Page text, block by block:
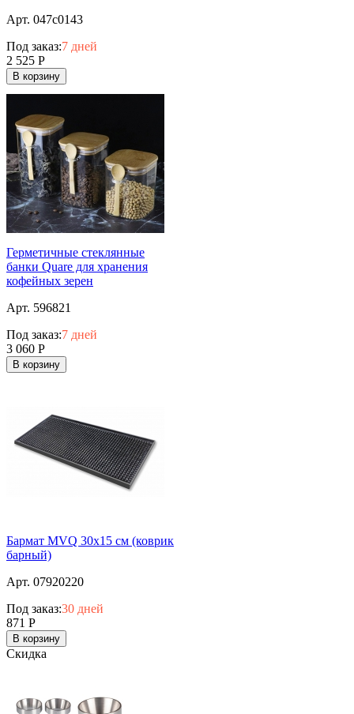
Арт. 047c0143
Под заказ:7 дней
2 525 Р
В корзину
Герметичные стеклянные
банки Quare для хранения
кофейных зерен
Арт. 596821
Под заказ:7 дней
3 060 Р
В корзину
Бармат MVQ 30х15 см (коврик
барный)
Арт. 07920220
Под заказ:30 дней
871 Р
В корзину
Скидка